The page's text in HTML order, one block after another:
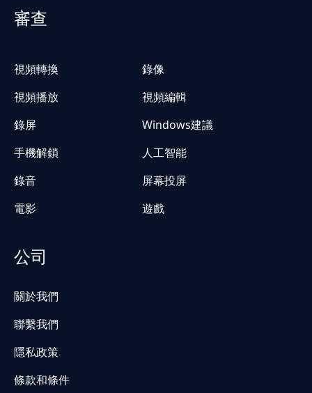
審查
視頻轉換
錄像
視頻播放
視頻編輯
錄屏
Windows建議
手機解鎖
人工智能
錄音
屏幕投屏
電影
遊戲
公司
關於我們
聯繫我們
隱私政策
條款和條件